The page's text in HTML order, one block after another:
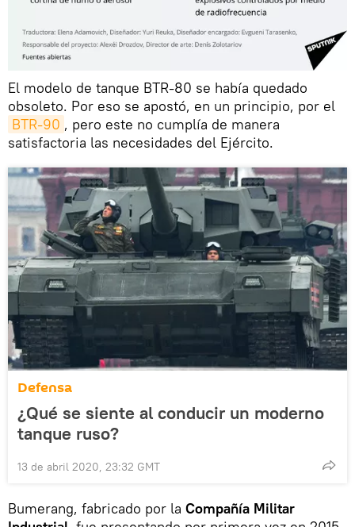
El modelo de tanque BTR-80 se había quedado
obsoleto. Por eso se apostó, en un principio, por el
BTR-90 , pero este no cumplía de manera
satisfactoria las necesidades del Ejército.
Defensa
¿Qué se siente al conducir un moderno
tanque ruso?
13 de abril 2020, 23:32 GMT
Bumerang, fabricado por la Compañía Militar